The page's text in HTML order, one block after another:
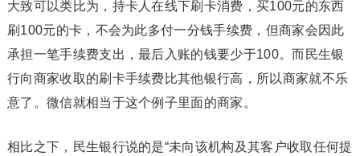
大致可以类比为，持卡人在线下刷卡消费，买100元的东西
刷100元的卡，不会为此多付一分钱手续费，但商家会因此
承担一笔手续费支出，最后入账的钱要少于100。而民生银
行向商家收取的刷卡手续费比其他银行高，所以商家就不乐
意了。微信就相当于这个例子里面的商家。
相比之下，民生银行说的是“未向该机构及其客户收取任何提